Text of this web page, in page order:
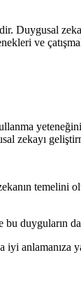
Duygusal
ve
zekayı
temelini
duyguların
anlamanıza